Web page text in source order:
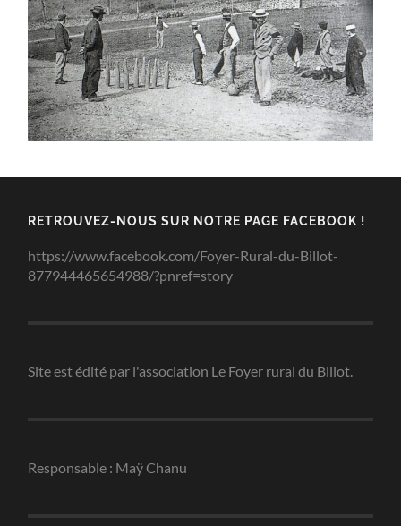
RETROUVEZ-NOUS SUR NOTRE PAGE FACEBOOK !
https://www.facebook.com/Foyer-Rural-du-Billot-
877944465654988/?pnref=story
Site est édité par l'association Le Foyer rural du Billot.
Responsable : Maÿ Chanu